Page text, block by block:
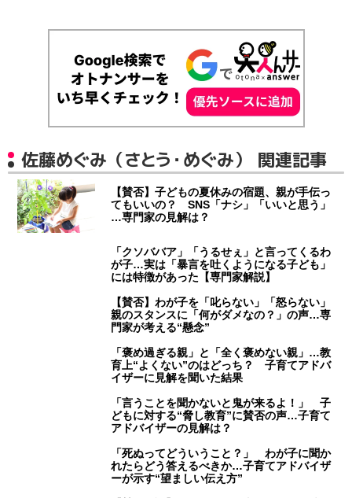
佐藤めぐみ（さとう・めぐみ） 関連記事
【賛否】子どもの夏休みの宿題、親が手伝っ
てもいいの？ SNS「ナシ」「いいと思う」
…専門家の見解は？
「クソババア」「うるせぇ」と言ってくるわ
が子…実は「暴言を吐くようになる子ども」
には特徴があった【専門家解説】
【賛否】わが子を「叱らない」「怒らない」
親のスタンスに「何がダメなの？」の声…専
門家が考える“懸念”
「褒め過ぎる親」と「全く褒めない親」…教
育上“よくない”のはどっち？ 子育てアドバ
イザーに見解を聞いた結果
「言うことを聞かないと鬼が来るよ！」 子
どもに対する“脅し教育”に賛否の声…子育て
アドバイザーの見解は？
「死ぬってどういうこと？」 わが子に聞か
れたらどう答えるべきか…子育てアドバイザ
ーが示す“望ましい伝え方”